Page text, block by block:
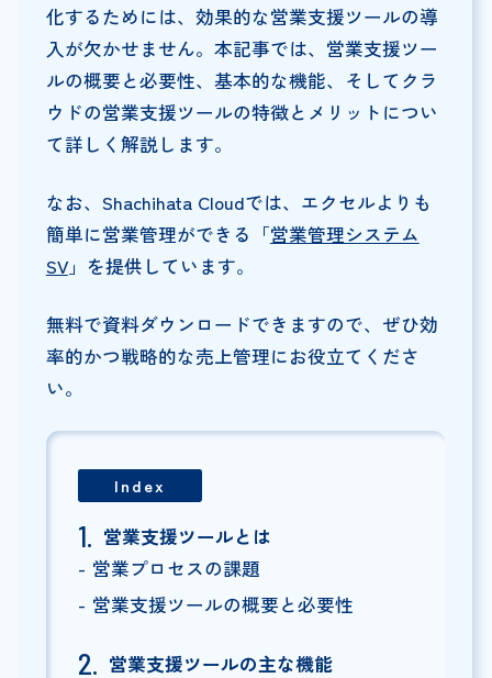
化するためには、効果的な営業支援ツールの導
入が欠かせません。本記事では、営業支援ツー
ルの概要と必要性、基本的な機能、そしてクラ
ウドの営業支援ツールの特徴とメリットについ
て詳しく解説します。
なお、Shachihata Cloudでは、エクセルよりも
簡単に営業管理ができる「営業管理システム
SV」を提供しています。
無料で資料ダウンロードできますので、ぜひ効
率的かつ戦略的な売上管理にお役立てくださ
い。
Index
営業支援ツールとは
営業プロセスの課題
営業支援ツールの概要と必要性
営業支援ツールの主な機能